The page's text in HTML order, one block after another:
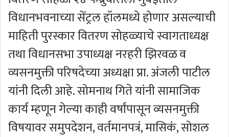
विधानभवनाच्या सेंट्रल हॉलमध्ये होणार असल्याची
माहिती पुरस्कार वितरण सोहळ्याचे स्वागताध्यक्ष
तथा विधानसभा उपाध्यक्ष नरहरी झिरवळ व
व्यसनमुक्ती परिषदेच्या अध्यक्षा प्रा. अंजली पाटील
यांनी दिली आहे. सोमनाथ गिते यांनी सामाजिक
कार्य म्हणून गेल्या काही वर्षांपासून व्यसनमुक्ती
विषयावर समुपदेशन, वर्तमानपत्रं, मासिकं, सोशल